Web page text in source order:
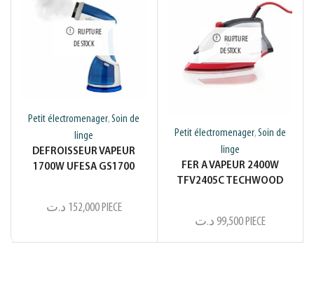
RUPTURE
DE STOCK
Petit électromenager,Soin de
linge
DEFROISSEUR VAPEUR
1700W UFESA GS1700
152,000 د.ت PIECE
RUPTURE
DE STOCK
Petit électromenager, Soin de
linge
FER A VAPEUR 2400W
TFV2405C TECHWOOD
99,500 د.ت PIECE